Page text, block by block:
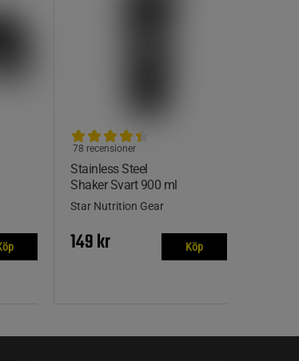
Stainless Steel
Shaker Svart 900 ml
78 recensioner
Star Nutrition Gear
149 kr Köp